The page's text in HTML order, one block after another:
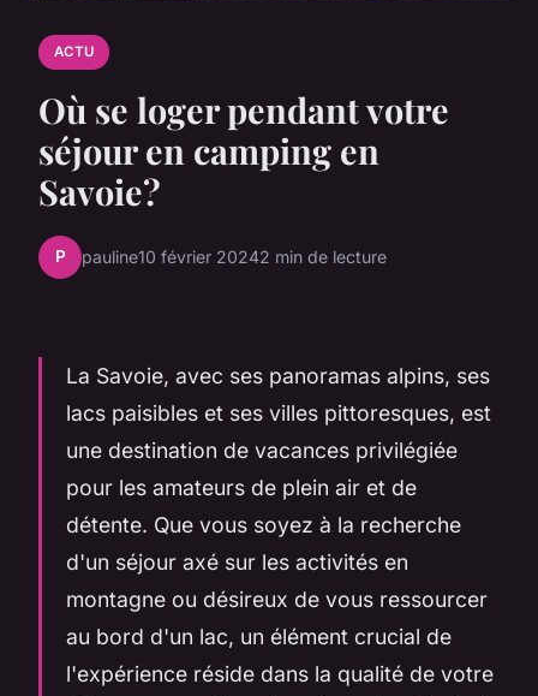
ACTU
Où se loger pendant votre
séjour en camping en
Savoie?
P pauline10 février 20242 min de lecture
La Savoie, avec ses panoramas alpins, ses
lacs paisibles et ses villes pittoresques, est
une destination de vacances privilégiée
pour les amateurs de plein air et de
détente. Que vous soyez à la recherche
d'un séjour axé sur les activités en
montagne ou désireux de vous ressourcer
au bord d'un lac, un élément crucial de
l'expérience réside dans la qualité de votre